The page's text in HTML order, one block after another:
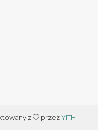
z przezYITH